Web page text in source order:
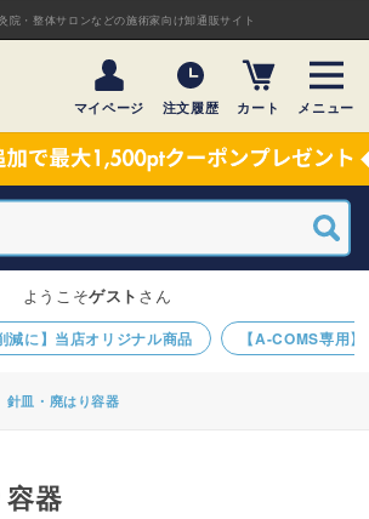
院・整体サロンなどの施術家向け卸通販サイト
マイページ 注文履歴 カート メニュー
減に】当店オリジナル商品 【A-COMS専用
ようこそゲスト さん
針皿・廃はり容器
器